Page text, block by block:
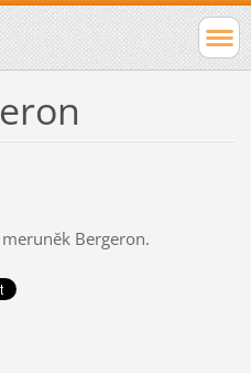
Bergeron.